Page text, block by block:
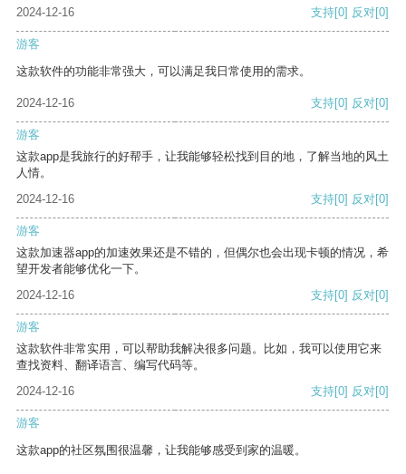
2024-12-16
支持[0] 反对[0]
游客
这款软件的功能非常强大，可以满足我日常使用的需求。
2024-12-16 支持[0] 反对[0]
游客
这款app是我旅行的好帮手，让我能够轻松找到目的地，了解当地的风土
人情。
2024-12-16
支持[0] 反对[0]
游客
这款加速器app的加速效果还是不错的，但偶尔也会出现卡顿的情况，希
望开发者能够优化一下。
2024-12-16
支持[0] 反对[0]
游客
这款软件非常实用，可以帮助我解决很多问题。比如，我可以使用它来
查找资料、翻译语言、编写代码等。
2024-12-16
支持[0] 反对[0]
游客
这款app的社区氛围很温馨，让我能够感受到家的温暖。